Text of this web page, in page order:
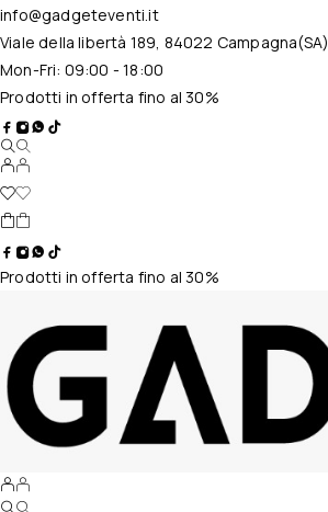
info@gadgeteventi.it
Viale della libertà 189, 84022 Campagna(SA)
Mon-Fri: 09:00 - 18:00
Prodotti in offerta fino al 30%
Prodotti in offerta fino al 30%